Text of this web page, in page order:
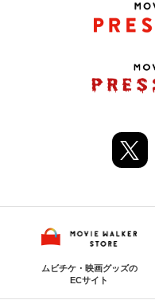
ムビチケ・映画グッズの
ECサイト